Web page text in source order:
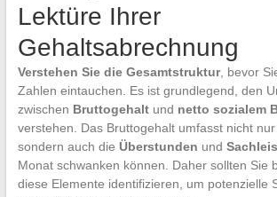
Lektüre Ihrer
Gehaltsabrechnung
Verstehen Sie die Gesamtstruktur, bevor
Zahlen eintauchen. Es ist grundlegend, den
zwischen Bruttogehaltund netto sozialem
verstehen. Das Bruttogehalt umfasst nicht
sondern auch die Überstunden und
Monat schwanken können. Daher sollten Sie
diese Elemente identifizieren, um potenzielle